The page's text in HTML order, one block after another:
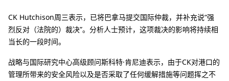
CK Hutchison周三表示，已将巴拿马提交国际仲裁，并补充说“强
烈反对（法院的）裁决”。分析人士预计，这项裁决的影响将持续相
当长的一段时间。
战略与国际研究中心高级顾问斯科特·肯尼迪表示，由于CK对港口的
管理所带来的安全风险以及是否采取了任何缓解措施等问题挥之不